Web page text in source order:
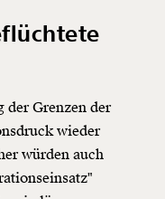
der Grenzen der
wieder
würden auch